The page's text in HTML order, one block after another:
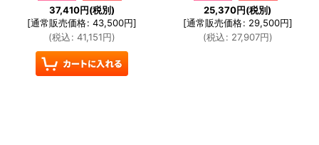
37,410円(税別)
[通常販売価格: 43,500円]
(税込: 41,151円)
25,370円(税別)
[通常販売価格: 29,500円]
(税込: 27,907円)